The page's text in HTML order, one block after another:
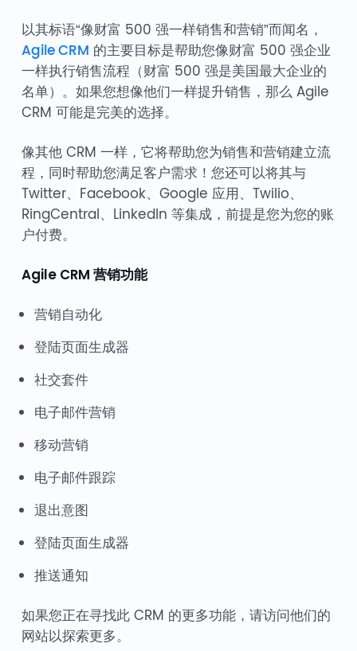
以其标语“像财富 500 强一样销售和营销”而闻名，
Agile CRM 的主要目标是帮助您像财富 500 强企业
一样执行销售流程（财富 500 强是美国最大企业的
名单）。如果您想像他们一样提升销售，那么 Agile
CRM 可能是完美的选择。
像其他 CRM 一样，它将帮助您为销售和营销建立流
程，同时帮助您满足客户需求！您还可以将其与
Twitter、Facebook、Google 应用、Twilio、
RingCentral、LinkedIn 等集成，前提是您为您的账
户付费。
Agile CRM 营销功能
营销自动化
登陆页面生成器
社交套件
电子邮件营销
移动营销
电子邮件跟踪
退出意图
登陆页面生成器
推送通知
如果您正在寻找此 CRM 的更多功能，请访问他们的
网站以探索更多。